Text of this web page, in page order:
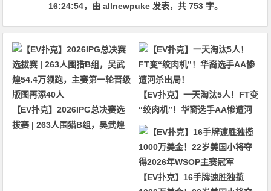
16:24:54，由allnewpuke 发表，共 753 字。
【EV扑克】2026IPG总决赛选
拔赛 | 263人围猎B组，吴武煌
【EV扑克】一天淘汰5人！FT变
“绞肉机”！华裔选手AA惨遭河
杀出局！
【EV扑克】16手牌速胜独揽